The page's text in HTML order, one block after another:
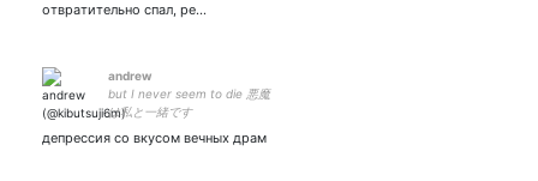
отвратительно спал, ре…
andrew
but I never seem to die 悪魔
は私と一緒です
депрессия со вкусом вечных драм